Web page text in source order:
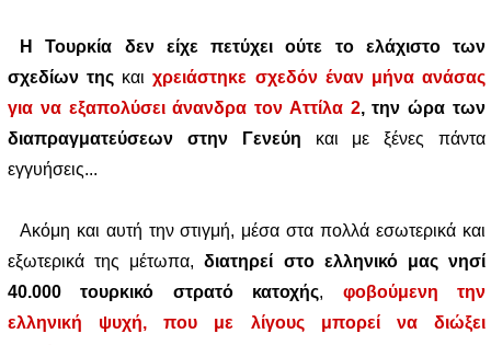
Η Τουρκία δεν είχε πετύχει ούτε το ελάχιστο των
σχεδίων της καιχρειάστηκε σχεδόν έναν μήνα ανάσας
για να εξαπολύσει άνανδρα τον Αττίλα 2, την ώρα των
διαπραγματεύσεων στην Γενεύη και με ξένες πάντα
εγγυήσεις...
Ακόμη και αυτή την στιγμή, μέσα στα πολλά εσωτερικά και
εξωτερικά της μέτωπα,διατηρεί στο ελληνικό μας νησί
40.000 τουρκικό στρατό κατοχής, φοβούμενη την
ελληνική ψυχή, που με λίγους μπορεί να διώξει